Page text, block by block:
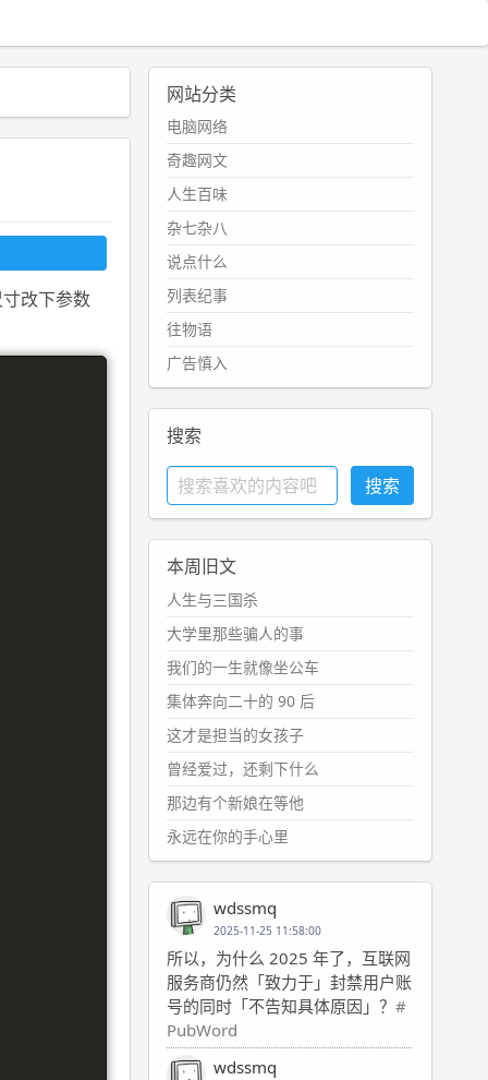
改下参数
网站分类
电脑网络
奇趣网文
人生百味
杂七杂八
说点什么
列表纪事
往物语
广告慎入
搜索
本周旧文
人生与三国杀
大学里那些骗人的事
我们的一生就像坐公车
集体奔向二十的 90 后
这才是担当的女孩子
曾经爱过，还剩下什么
那边有个新娘在等他
永远在你的手心里
wdssmq
2025-11-25 11:58:00
所以，为什么 2025 年了，互联网
服务商仍然「致力于」封禁用户账
号的同时「不告知具体原因」？ #
PubWord
wdssmq